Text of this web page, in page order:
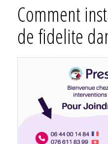
Comment
de fidelite